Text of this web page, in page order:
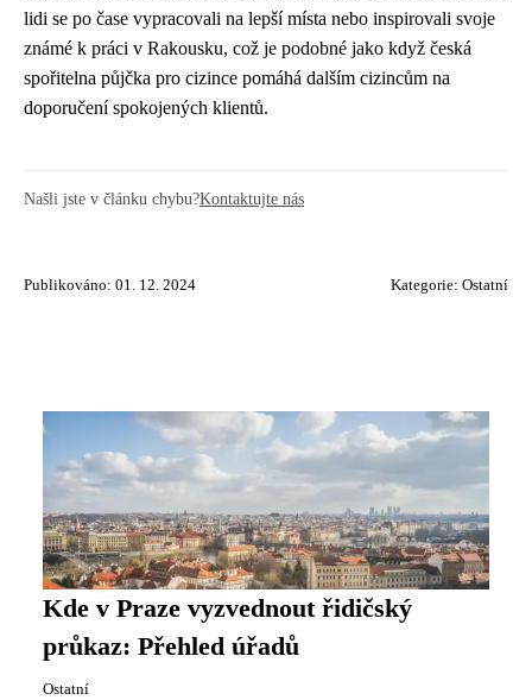
lidi se po čase vypracovali na lepší místa nebo inspirovali svoje
známé k práci v Rakousku, což je podobné jako když česká
spořitelna půjčka pro cizince pomáhá dalším cizincům na
doporučení spokojených klientů.
Našli jste v článku chybu?Kontaktujte nás
Publikováno: 01. 12. 2024 Kategorie: Ostatní
Kde v Praze vyzvednout řidičský
průkaz: Přehled úřadů
Ostatní